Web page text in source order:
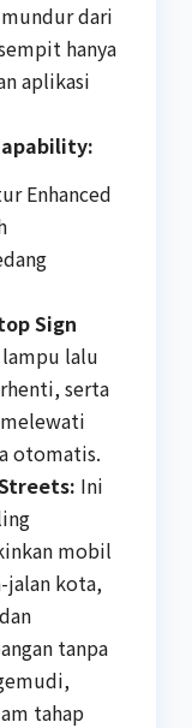
dari
hanya
aplikasi
Enhanced
Sign
lalu
serta
otomatis.
Ini
mobil
jalan kota,
tanpa
tahap